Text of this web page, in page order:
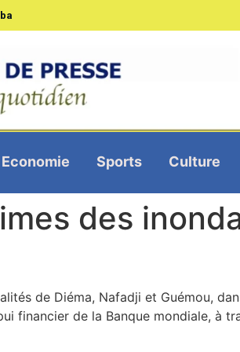
Economie Sports Culture
des
de Diéma, Nafadji et Guémou,
financier de la Banque mondiale, à